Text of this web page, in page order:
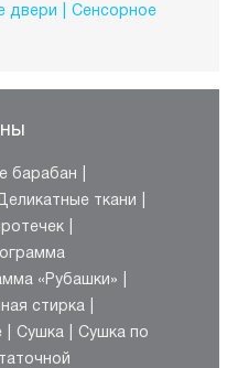
двери
Сенсорное
барабан
ткани
«Рубашки»
стирка
Сушка
Сушка по